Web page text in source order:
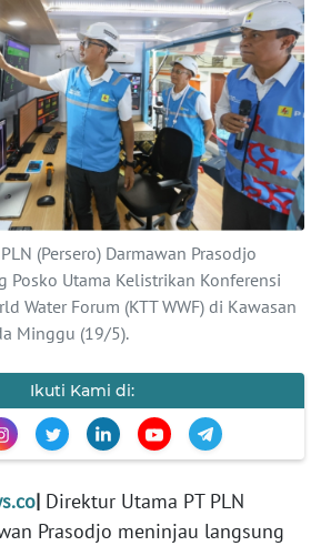
(Persero) Darmawan Prasodjo
Posko Utama Kelistrikan Konferensi
Water Forum (KTT WWF) di Kawasan
Minggu (19/5).
Ikuti Kami di:
| Direktur Utama PT PLN
Prasodjo meninjau langsung